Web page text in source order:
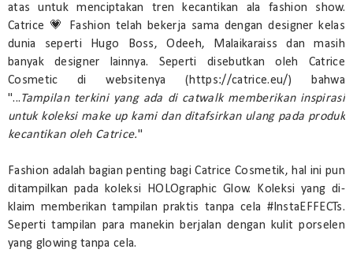
atas untuk menciptakan tren kecantikan ala fashion show.
Catrice 💗 Fashion telah bekerja sama dengan designer kelas
dunia seperti Hugo Boss, Odeeh, Malaikaraiss dan masih
banyak designer lainnya. Seperti disebutkan oleh Catrice
Cosmetic di websitenya (https://catrice.eu/) bahwa
"...Tampilan terkini yang ada di catwalk memberikan inspirasi
untuk koleksi make up kami dan ditafsirkan ulang pada produk
kecantikan oleh Catrice."
Fashion adalah bagian penting bagi Catrice Cosmetik, hal ini pun
ditampilkan pada koleksi HOLOgraphic Glow. Koleksi yang di-
klaim memberikan tampilan praktis tanpa cela #InstaEFFECTs.
Seperti tampilan para manekin berjalan dengan kulit porselen
yang glowing tanpa cela.